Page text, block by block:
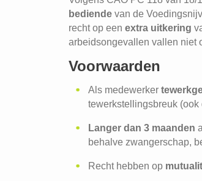
bediende van de
recht op een extra uitkering
arbeidsongevallen vallen niet
Voorwaarden
Als medewerker
tewerkstellingsbreuk
Langer dan 3 maanden
behalve zwangerschap,
Recht hebben op